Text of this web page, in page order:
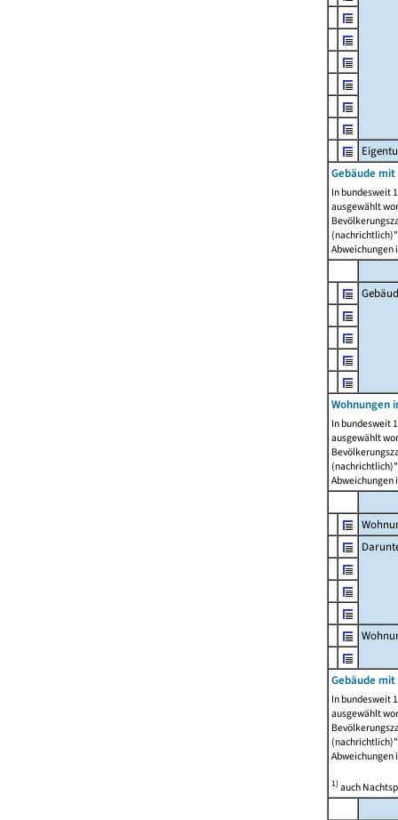
Gebäude
In bundesweit
ausgewählt
Abweichungen
Wohnungen
In bundesweit
ausgewählt
Abweichungen
Gebäude
In bundesweit
ausgewählt
Abweichungen
1)auch